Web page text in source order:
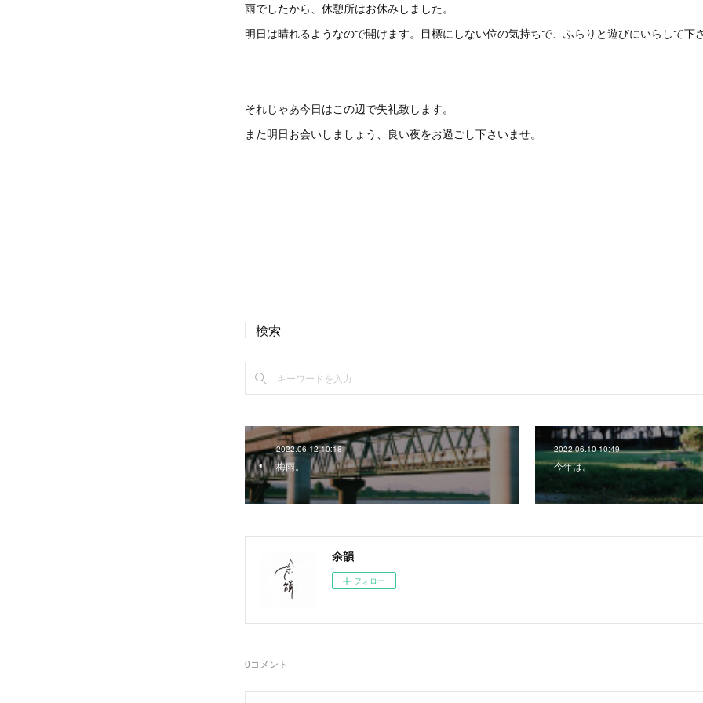
雨でしたから、休憩所はお休みしました。
明日は晴れるようなので開けます。目標にしない位の気持ちで、ふらりと遊びにいらして下
それじゃあ今日はこの辺で失礼致します。
また明日お会いしましょう、良い夜をお過ごし下さいませ。
検索
2022.06.12 10:18
梅雨。
2022.06.10 10:49
今年は。
余韻
フォロー
0コメント